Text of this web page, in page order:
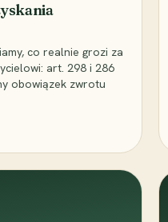
co realnie grozi za
art. 298 i 286
obowiązek zwrotu